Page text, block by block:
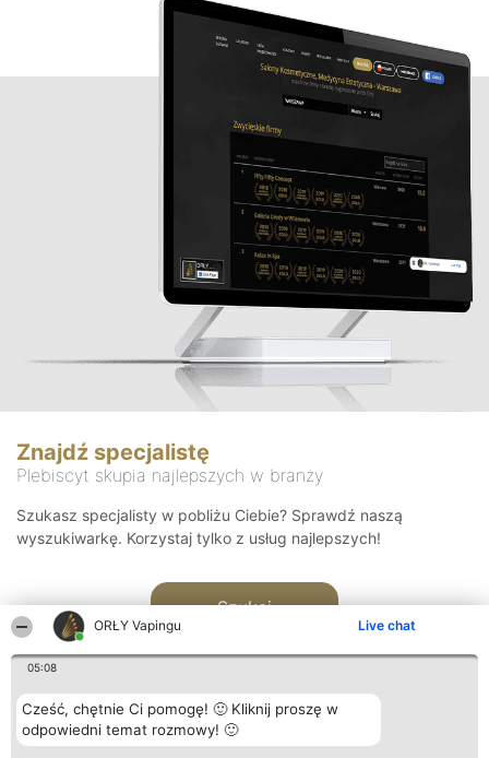
ORŁY Vapingu Live chat
05:08
Cześć, chętnie Ci pomogę! 🙂 Kliknij proszę w
odpowiedni temat rozmowy! 🙂
Znajdź specjalistę
Plebiscyt skupia najlepszych w branży
Szukasz specjalisty w pobliżu Ciebie? Sprawdź naszą
wyszukiwarkę. Korzystaj tylko z usług najlepszych!
Szukaj